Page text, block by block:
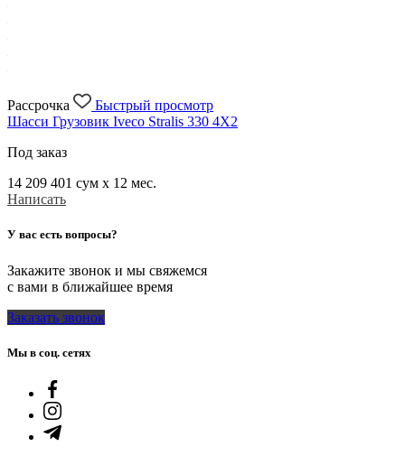
Рассрочка
Быстрый просмотр
Шасси Грузовик Iveco Stralis 330 4X2
Под заказ
14 209 401 сум x 12 мес.
Написать
У вас есть вопросы?
Закажите звонок и мы свяжемся
с вами в ближайшее время
Заказать звонок
Мы в соц. сетях